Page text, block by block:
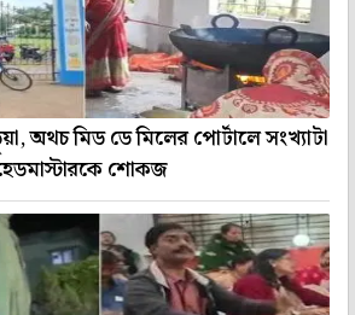
অথচ মিড ডে মিলের পোর্টালে সংখ্যাটা
শোকজ